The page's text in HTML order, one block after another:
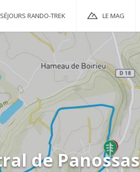
SÉJOURS RANDO-TREK LE MAG
de Panossas